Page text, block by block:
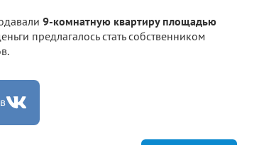
9-комнатную квартиру площадью
предлагалось стать собственником